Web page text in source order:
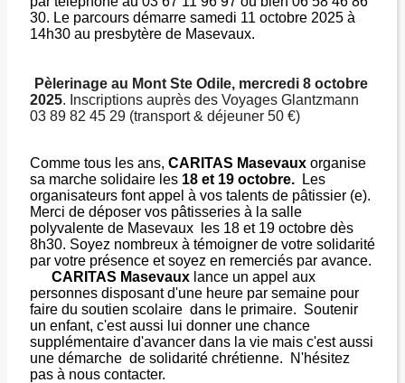
30. Le parcours démarre samedi 11 octobre 2025 à
14h30 au presbytère de Masevaux.
Pèlerinage au Mont Ste Odile, mercredi 8 octobre
2025. Inscriptions auprès des Voyages Glantzmann
03 89 82 45 29 (transport & déjeuner 50 €)
Comme tous les ans, CARITAS Masevauxorganise
sa marche solidaire les 18 et 19 octobre.
Les
organisateurs font appel à vos talents de pâtissier (e).
Merci de déposer vos pâtisseries à la salle
polyvalente de Masevaux les 18 et 19 octobre dès
8h30. Soyez nombreux à témoigner de votre solidarité
par votre présence et soyez en remerciés par avance.
CARITAS Masevauxlance un appel aux
personnes disposant d'une heure par semaine pour
faire du soutien scolaire dans le primaire. Soutenir
un enfant, c'est aussi lui donner une chance
supplémentaire d'avancer dans la vie mais c'est aussi
une démarche de solidarité chrétienne. N'hésitez
pas à nous contacter.